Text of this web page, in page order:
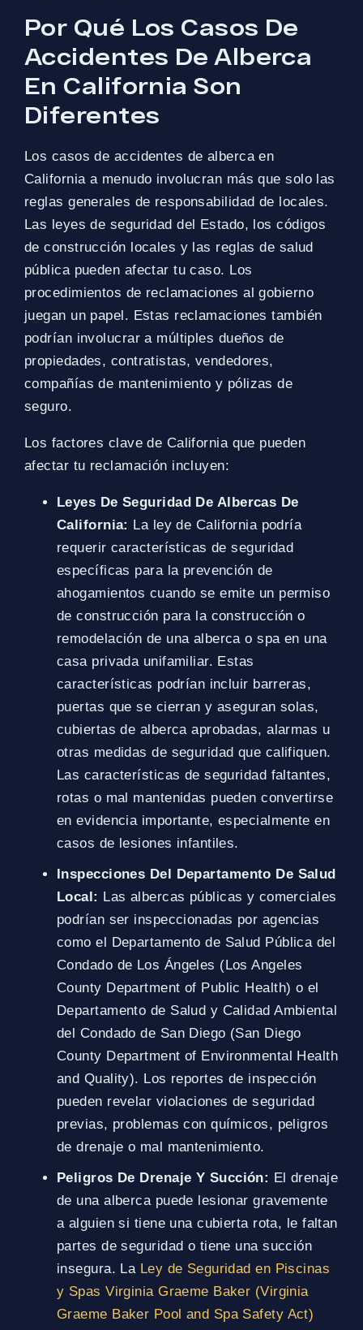
Por Qué Los Casos De
Accidentes De Alberca
En California Son
Diferentes
Los casos de accidentes de alberca en
California a menudo involucran más que solo las
reglas generales de responsabilidad de locales.
Las leyes de seguridad del Estado, los códigos
de construcción locales y las reglas de salud
pública pueden afectar tu caso. Los
procedimientos de reclamaciones al gobierno
juegan un papel. Estas reclamaciones también
podrían involucrar a múltiples dueños de
propiedades, contratistas, vendedores,
compañías de mantenimiento y pólizas de
seguro.
Los factores clave de California que pueden
afectar tu reclamación incluyen:
Leyes De Seguridad De Albercas De
California: La ley de California podría
requerir características de seguridad
específicas para la prevención de
ahogamientos cuando se emite un permiso
de construcción para la construcción o
remodelación de una alberca o spa en una
casa privada unifamiliar. Estas
características podrían incluir barreras,
puertas que se cierran y aseguran solas,
cubiertas de alberca aprobadas, alarmas u
otras medidas de seguridad que califiquen.
Las características de seguridad faltantes,
rotas o mal mantenidas pueden convertirse
en evidencia importante, especialmente en
casos de lesiones infantiles.
Inspecciones Del Departamento De Salud
Local: Las albercas públicas y comerciales
podrían ser inspeccionadas por agencias
como el Departamento de Salud Pública del
Condado de Los Ángeles (Los Angeles
County Department of Public Health) o el
Departamento de Salud y Calidad Ambiental
del Condado de San Diego (San Diego
County Department of Environmental Health
and Quality). Los reportes de inspección
pueden revelar violaciones de seguridad
previas, problemas con químicos, peligros
de drenaje o mal mantenimiento.
Peligros De Drenaje Y Succión: El drenaje
de una alberca puede lesionar gravemente
a alguien si tiene una cubierta rota, le faltan
partes de seguridad o tiene una succión
insegura. La Ley de Seguridad en Piscinas
y Spas Virginia Graeme Baker (Virginia
Graeme Baker Pool and Spa Safety Act)